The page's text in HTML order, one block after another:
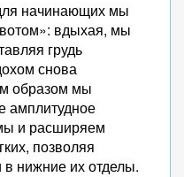
начинающих мы
вдыхая, мы
грудь
снова
образом мы
амплитудное
и расширяем
позволяя
в нижние их отделы.